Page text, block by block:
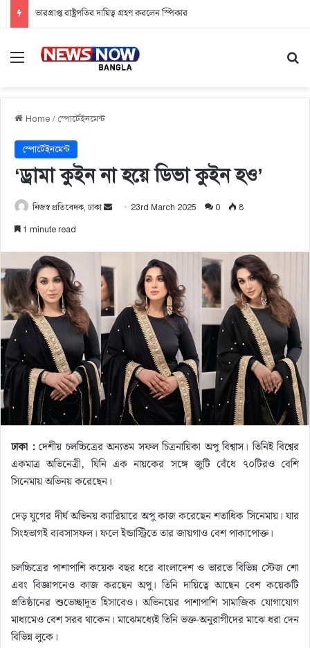
ভারপ্রাপ্ত রাষ্ট্রপতির দায়িত্ব গ্রহণ করলেন স্পিকার
Menu
Home / স্পোর্টেইনমেন্ট
স্পোর্টেইনমেন্ট
‘ড্রামা কুইন না হয়ে ডিভা কুইন হও’
নিজস্ব প্রতিবেদক, ঢাকা
a
n
e
m
23rd March 2025 0 8
1 minute read
ঢাকা :দেশীয় চলচ্চিত্রের অন্যতম সফল চিত্রনায়িকা অপু বিশ্বাস। তিনিই বিশ্বের
একমাত্র অভিনেত্রী, যিনি এক নায়কের সঙ্গে জুটি বেঁধে ৭০টিরও বেশি
সিনেমায় অভিনয় করেছেন।
দেড় যুগের দীর্ঘ অভিনয় ক্যারিয়ারে অপু কাজ করেছেন শতাধিক সিনেমায়। যার
সিংহভাগই ব্যবসাসফল। ফলে ইন্ডাস্ট্রিতে তার জায়গাও বেশ পাকাপোক্ত।
চলচ্চিত্রের পাশাপাশি কয়েক বছর ধরে বাংলাদেশ ও ভারতে বিভিন্ন স্টেজ শো
এবং বিজ্ঞাপনেও কাজ করছেন অপু। তিনি দায়িত্বে আছেন বেশ কয়েকটি
প্রতিষ্ঠানের শুভেচ্ছাদূত হিসাবেও। অভিনয়ের পাশাপাশি সামাজিক যোগাযোগ
মাধ্যমেও বেশ সরব থাকেন। মাঝেমধ্যেই তিনি ভক্ত-অনুরাগীদের মাঝে ধরা দেন
বিভিন্ন লুকে।